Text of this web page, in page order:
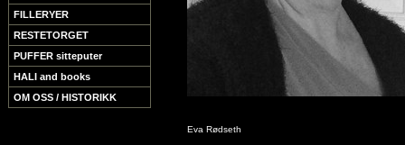
FILLERYER
RESTETORGET
PUFFER sitteputer
HALI and books
OM OSS / HISTORIKK
Eva Rødseth